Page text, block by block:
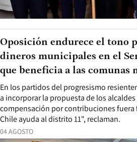
04 AGOSTO
En los partidos del progresismo
a incorporar la propuesta de los
compensación por contribuciones
Chile ayuda al distrito 11", reclaman.
Oposición endurece el tono
dineros municipales en el
que beneficia a las comunas